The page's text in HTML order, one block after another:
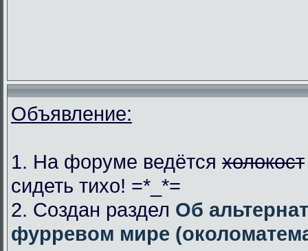
Объявление:
1. На форуме ведётся холокост
сидеть тихо! =*_*=
2. Создан раздел Об
фурревом мире